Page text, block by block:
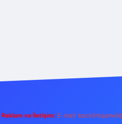
Reklam ve İletişim: E-mail: